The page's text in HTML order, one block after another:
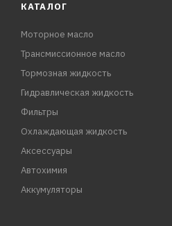
КАТАЛОГ
Моторное масло
Трансмиссионное масло
Тормозная жидкость
Гидравлическая жидкость
Фильтры
Охлаждающая жидкость
Аксессуары
Автохимия
Аккумуляторы